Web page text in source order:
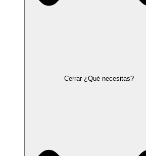
Cerrar ¿Qué necesitas?